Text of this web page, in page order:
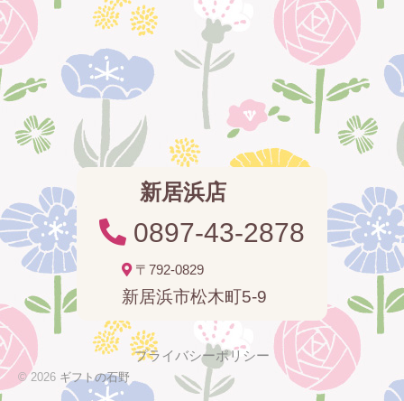
新居浜店
0897-43-2878
〒792-0829
新居浜市松木町5-9
プライバシーポリシー
© 2026 ギフトの石野